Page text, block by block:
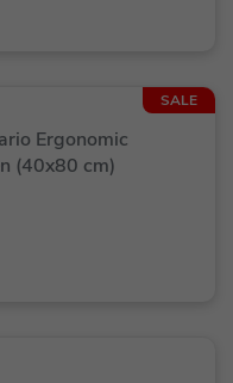
SALE
Ergonomic
(40x80 cm)